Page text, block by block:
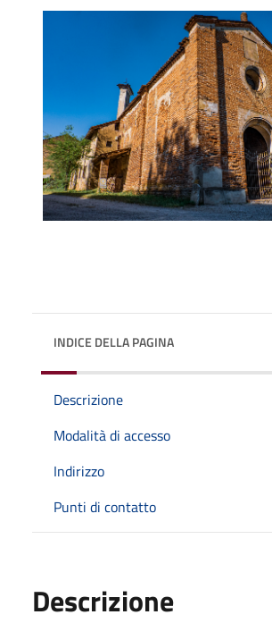
INDICE DELLA PAGINA
Descrizione
Modalità di accesso
Indirizzo
Punti di contatto
Descrizione